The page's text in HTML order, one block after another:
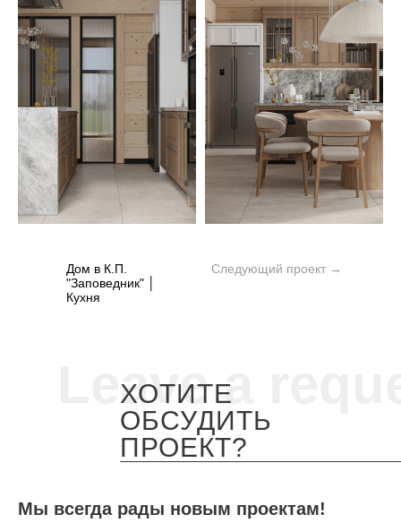
Следующий проект →
Дом в К.П.
"Заповедник" │
Кухня
Leave a
ХОТИТЕ
ОБСУДИТЬ
ПРОЕКТ?
Мы всегда рады новым проектам!